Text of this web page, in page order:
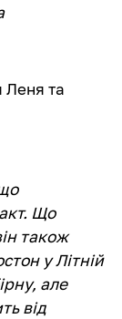
Леня та
Що
також
у Літній
але
від